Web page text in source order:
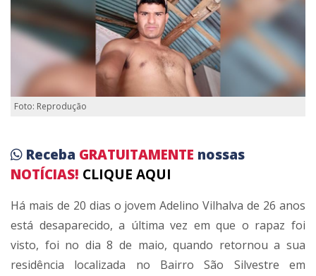
Foto: Reprodução
Receba GRATUITAMENTE nossas
NOTÍCIAS! CLIQUE AQUI
Há mais de 20 dias o jovem Adelino Vilhalva de 26 anos
está desaparecido, a última vez em que o rapaz foi
visto, foi no dia 8 de maio, quando retornou a sua
residência localizada no Bairro São Silvestre em